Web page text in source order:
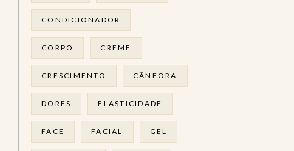
CONDICIONADOR
CORPO CREME
CRESCIMENTO CÂNFORA
DORES ELASTICIDADE
FACE FACIAL GEL